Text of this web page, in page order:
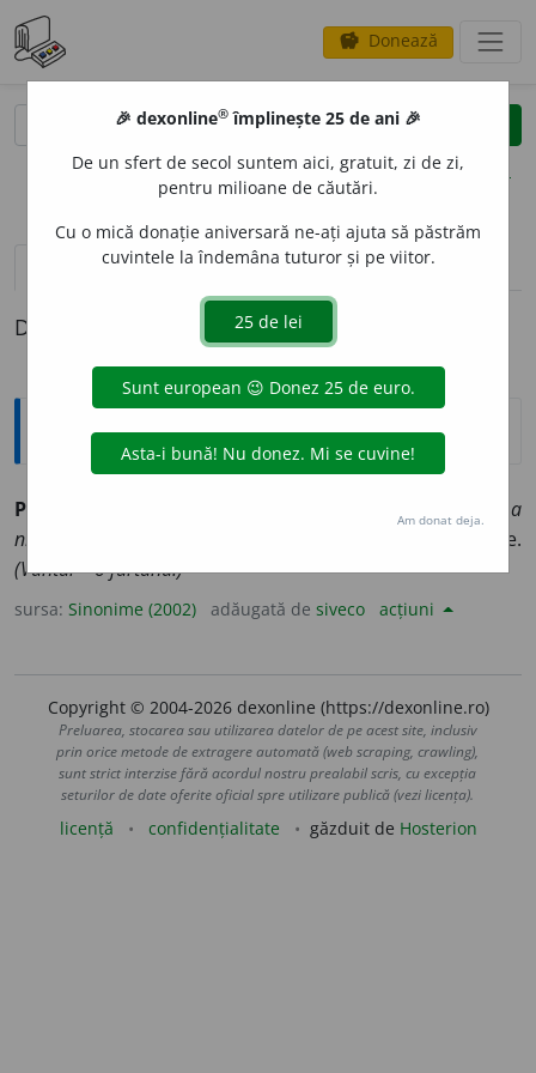
savings Donează
clear
opțiuni
definiții (1)
Definiția cu ID-ul 203095:
Sinonime
PREVEST
(Porcul ~ a
ninsoare)
a anticipa, a anunța, a vesti, (rar) a promite.
(Vântul ~ o furtună.)
sursa: Sinonime (2002) adăugată de siveco acțiuni
Copyright © 2004-2026 dexonline (https://dexonline.ro)
Preluarea, stocarea sau utilizarea datelor de pe acest site, inclusiv
prin orice metode de extragere automată (web scraping, crawling),
sunt strict interzise fără acordul nostru prealabil scris, cu excepția
seturilor de date oferite oficial spre utilizare publică (vezi licența).
licență confidențialitate găzduit de Hosterion
🎉 dexonline® împlinește 25 de ani 🎉
De un sfert de secol suntem aici, gratuit, zi de zi,
pentru milioane de căutări.
Cu o mică donație aniversară ne-ați ajuta să păstrăm
cuvintele la îndemâna tuturor și pe viitor.
Am donat deja.